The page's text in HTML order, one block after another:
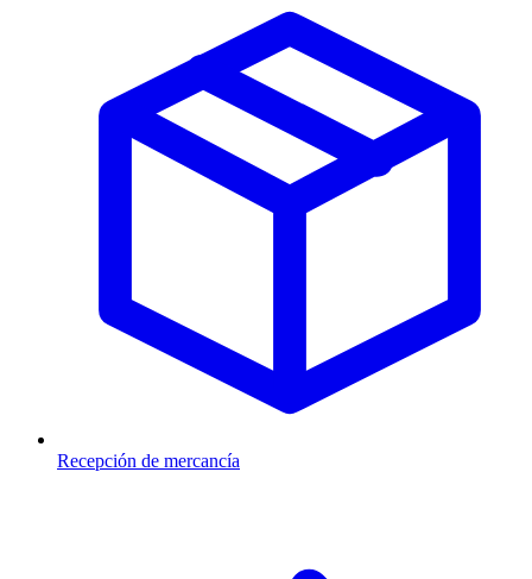
Recepción de mercancía